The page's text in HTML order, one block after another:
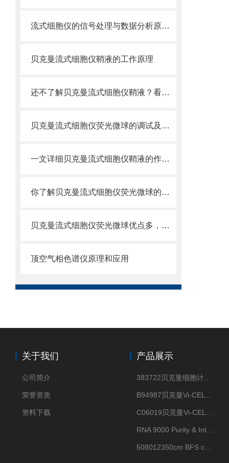
流式细胞仪的信号处理与数据分析原理分析
贝克曼流式细胞仪鞘液的工作原理
还不了解贝克曼流式细胞仪鞘液？看这里就对了！
贝克曼流式细胞仪荧光微球的调试及使用
一文详细贝克曼流式细胞仪鞘液的作用原理
你了解贝克曼流式细胞仪荧光微球的制备之怎样的吗
贝克曼流式细胞仪荧光微球优点多，实用效果好
顶空气相色谱仪原理和应用
关于我们
公司简介
荣誉资质
资料下载
产品展示